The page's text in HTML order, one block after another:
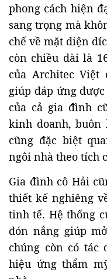
phong cách hiện
sang trọng mà
chế về mặt diện
còn chiều dài là
của Architec Việt
giúp đáp ứng
của cả gia đình
kinh doanh, buôn
cũng đặc biệt
ngôi nhà theo tích
Gia đình cô Hải
thiết kế nghiêng
tinh tế. Hệ thống
đón nắng giúp
chúng còn có
hiệu ứng thẩm